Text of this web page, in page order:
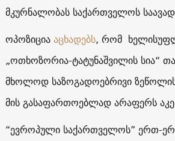
მკურნალობას საქართველოს
ოპოზიციააცხადებს, რომ
„ოთხოზორია-ტატუნაშვილის სია“
მხოლოდ საზოგადოებრივი
მის გასაფართოებლად არაფერს
“ევროპული საქართველოს” ერთ-